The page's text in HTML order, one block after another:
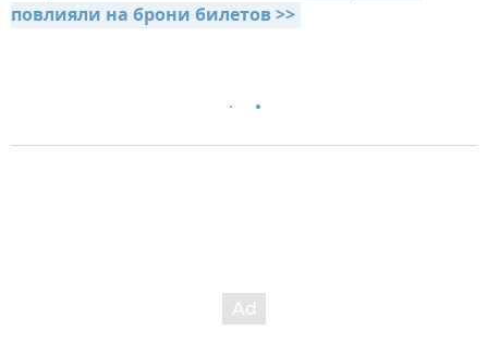
повлияли на брони билетов >>